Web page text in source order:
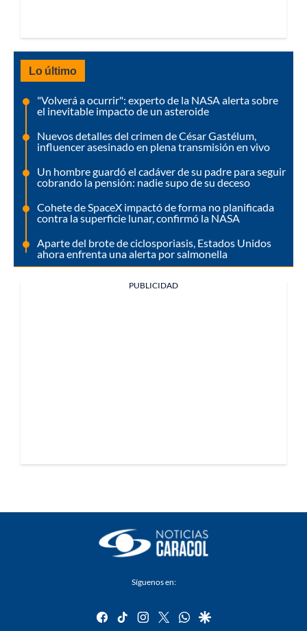
Lo último
"Volverá a ocurrir": experto de la NASA alerta sobre
el inevitable impacto de un asteroide
Nuevos detalles del crimen de César Gastélum,
influencer asesinado en plena transmisión en vivo
Un hombre guardó el cadáver de su padre para seguir
cobrando la pensión: nadie supo de su deceso
Cohete de SpaceX impactó de forma no planificada
contra la superficie lunar, confirmó la NASA
Aparte del brote de ciclosporiasis, Estados Unidos
ahora enfrenta una alerta por salmonella
PUBLICIDAD
Síguenos en:
facebook
tiktok instagram
twitterwhatsapp
google